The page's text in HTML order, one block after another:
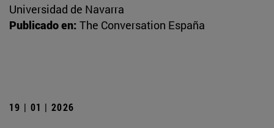
Universidad de Navarra
Publicado en: The Conversation España
19 | 01 | 2026